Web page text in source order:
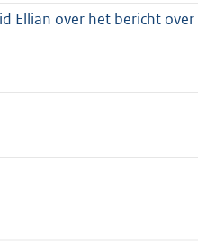
Ellian over het bericht